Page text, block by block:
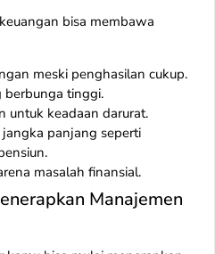
bisa membawa
meski penghasilan cukup.
berbunga tinggi.
untuk keadaan darurat.
panjang seperti
masalah finansial.
Manajemen